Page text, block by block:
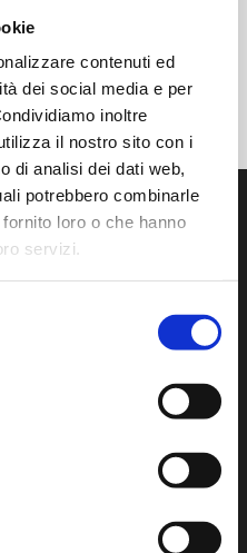
contenuti ed
dei social media e per
inoltre
il nostro sito con i
di analisi dei dati web,
potrebbero combinarle
loro o che hanno
servizi.
prodotti e servizi
contaminazione in
Italy